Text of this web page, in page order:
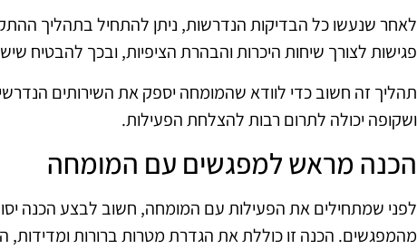
לאחר שנעשו כל הבדיקות הנדרשות, ניתן להתחיל בתהליך
פגישות לצורך שיחות היכרות והבהרת הציפיות, ובכך להבטיח
תהליך זה חשוב כדי לוודא שהמומחה יספק את השירותים
ושקופה יכולה לתרום רבות להצלחת הפעילות.
הכנה מראש למפגשים עם המומחה
לפני שמתחילים את הפעילות עם המומחה, חשוב לבצע הכנה
מהמפגשים. הכנה זו כוללת את הגדרת מטרות ברורות ומדידות,